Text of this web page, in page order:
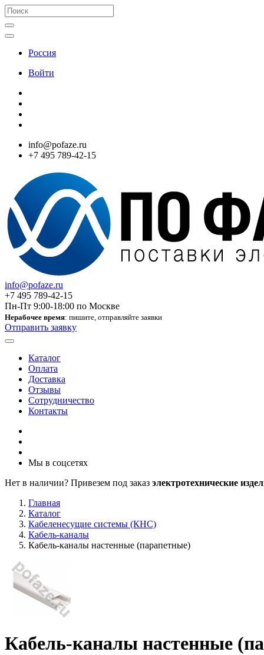
Россия
Войти
info@pofaze.ru
+7 495 789-42-15
info@pofaze.ru
+7 495 789-42-15
Пн-Пт 9:00-18:00 по Москве
Нерабочее время: пишите, отправляйте заявки
Отправить заявку
Каталог
Оплата
Доставка
Отзывы
Сотрудничество
Контакты
Мы в соцсетях
Нет в наличии? Привезем под заказ электротехнические
Главная
Каталог
Кабеленесущие системы (КНС)
Кабель-каналы
Кабель-каналы настенные (парапетные)
Кабель-каналы настенные